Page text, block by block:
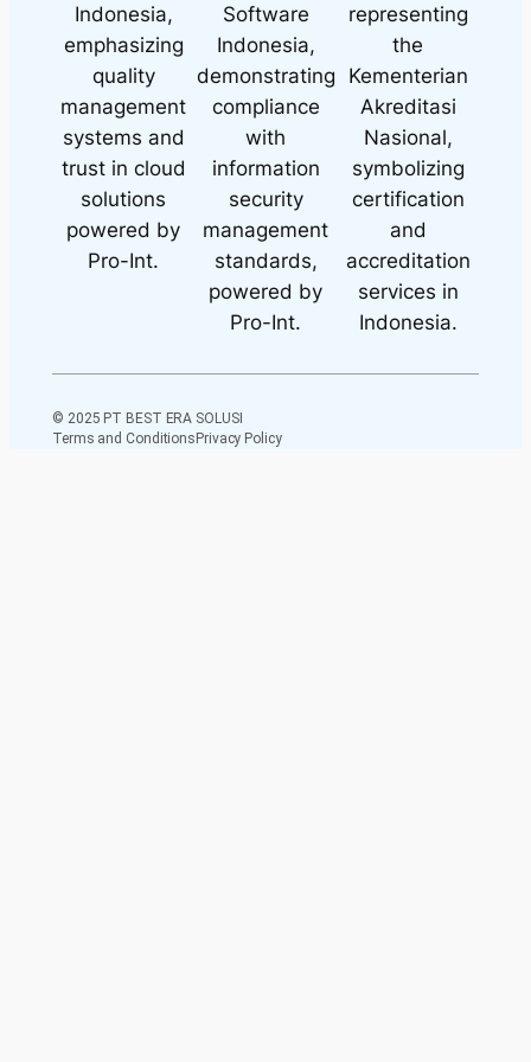
© 2025 PT BEST ERA SOLUSI
Terms and Conditions Privacy Policy